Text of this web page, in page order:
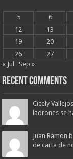
5
6
12
13
19
20
26
27
« Jul
Sep »
Recent Comments
Cicely
ladrones se
Juan Ramon
de carta de